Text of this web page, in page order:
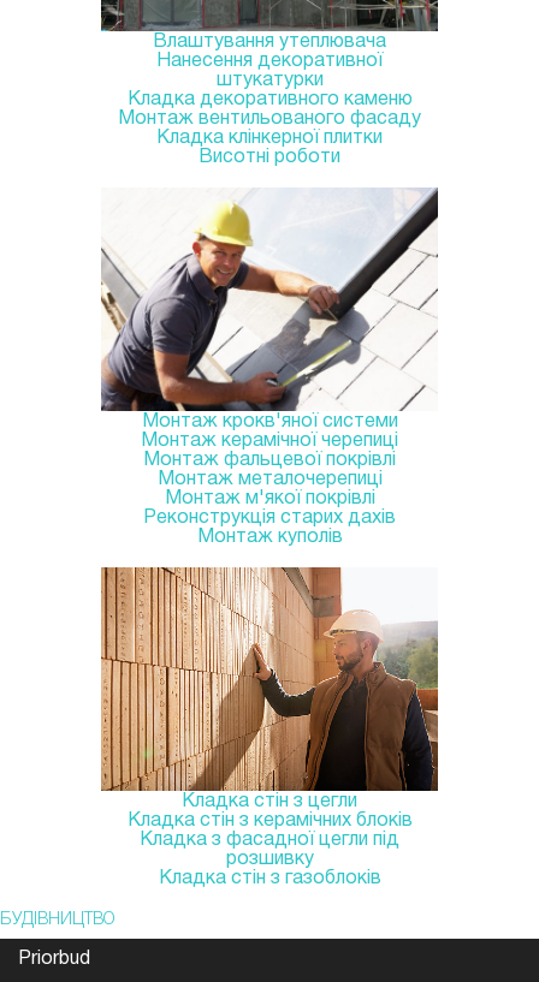
Влаштування утеплювача
Нанесення декоративної
штукатурки
Кладка декоративного каменю
Монтаж вентильованого фасаду
Кладка клінкерної плитки
Висотні роботи
Монтаж крокв'яної системи
Монтаж керамічної черепиці
Монтаж фальцевої покрівлі
Монтаж металочерепиці
Монтаж м'якої покрівлі
Реконструкція старих дахів
Монтаж куполів
Кладка стін з цегли
Кладка стін з керамічних блоків
Кладка з фасадної цегли під
розшивку
Кладка стін з газоблоків
БУДІВНИЦТВО
Priorbud